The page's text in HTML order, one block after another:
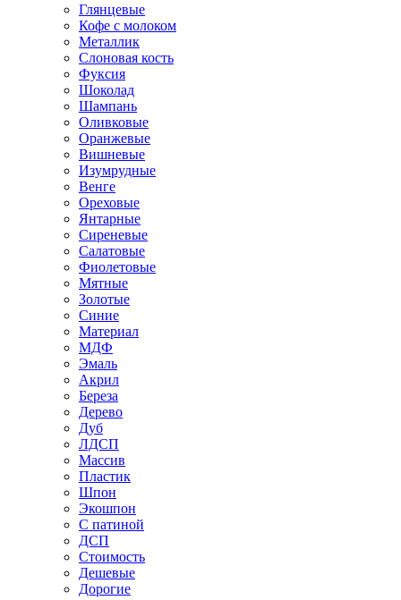
Глянцевые
Кофе с молоком
Металлик
Слоновая кость
Фуксия
Шоколад
Шампань
Оливковые
Оранжевые
Вишневые
Изумрудные
Венге
Ореховые
Янтарные
Сиреневые
Салатовые
Фиолетовые
Мятные
Золотые
Синие
Материал
МДФ
Эмаль
Акрил
Береза
Дерево
Дуб
ЛДСП
Массив
Пластик
Шпон
Экошпон
С патиной
ДСП
Стоимость
Дешевые
Дорогие